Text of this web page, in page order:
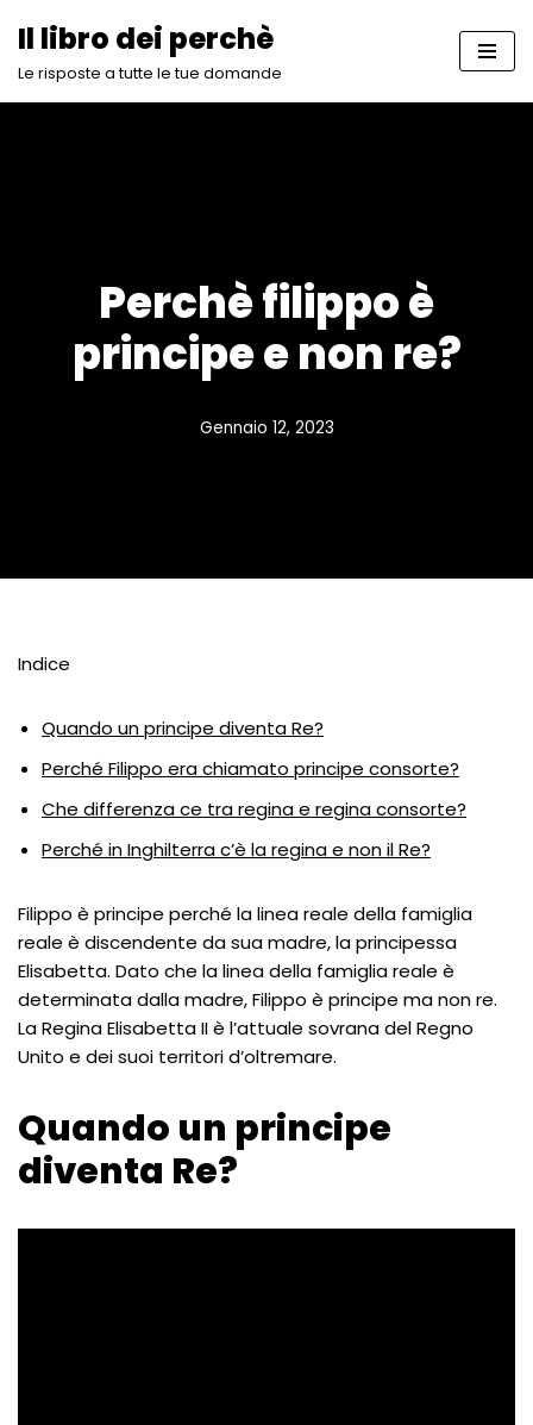
Vai
Il libro dei perchè
Le risposte a tutte le tue domande
Perchè filippo è
principe e non re?
Gennaio 12, 2023
Indice
Quando un principe diventa Re?
Perché Filippo era chiamato principe consorte?
Che differenza ce tra regina e regina consorte?
Perché in Inghilterra c’è la regina e non il Re?
Filippo è principe perché la linea reale della famiglia
reale è discendente da sua madre, la principessa
Elisabetta. Dato che la linea della famiglia reale è
determinata dalla madre, Filippo è principe ma non re.
La Regina Elisabetta II è l’attuale sovrana del Regno
Unito e dei suoi territori d’oltremare.
Quando un principe
diventa Re?